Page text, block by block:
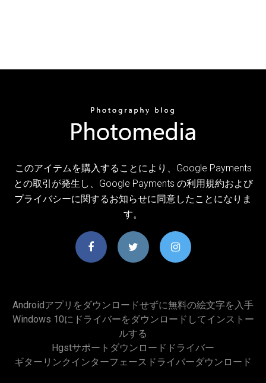
このアイテムを購入することにより、Google Payments
との取引が発生し、Google Payments の利用規約および
プライバシーに関するお知らせに同意したことになりま
す。
Androidアプリをダウンロードせずに無料の絵文字を入手
Windows 10にドライバーをダウンロードしてインストー
ルする
Hgstサポートダウンロードドライバー
ギターリンクインターフェースドライバーダウンロード